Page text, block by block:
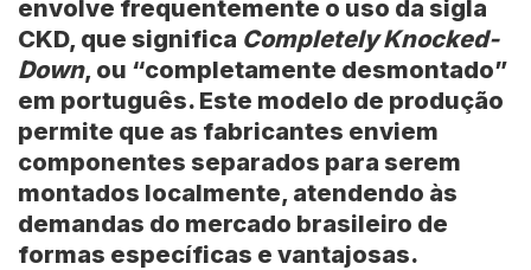
envolve frequentemente o uso da sigla
CKD, que significa Completely Knocked-
Down, ou “completamente desmontado”
em português. Este modelo de produção
permite que as fabricantes enviem
componentes separados para serem
montados localmente, atendendo às
demandas do mercado brasileiro de
formas específicas e vantajosas.